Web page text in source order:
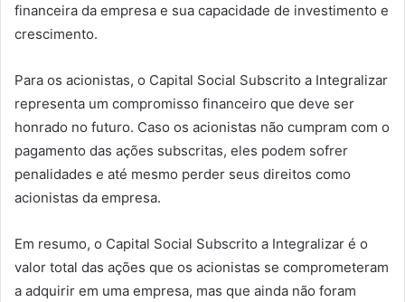
financeira da empresa e sua capacidade de investimento e
crescimento.
Para os acionistas, o Capital Social Subscrito a Integralizar
representa um compromisso financeiro que deve ser
honrado no futuro. Caso os acionistas não cumpram com o
pagamento das ações subscritas, eles podem sofrer
penalidades e até mesmo perder seus direitos como
acionistas da empresa.
Em resumo, o Capital Social Subscrito a Integralizar é o
valor total das ações que os acionistas se comprometeram
a adquirir em uma empresa, mas que ainda não foram